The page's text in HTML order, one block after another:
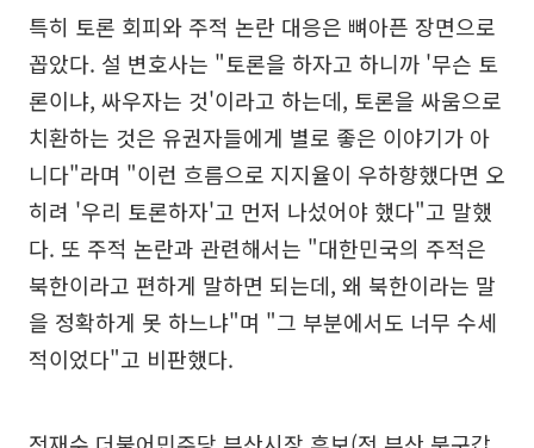
특히 토론 회피와 주적 논란 대응은 뼈아픈 장면으로
꼽았다. 설 변호사는 "토론을 하자고 하니까 '무슨 토
론이냐, 싸우자는 것'이라고 하는데, 토론을 싸움으로
치환하는 것은 유권자들에게 별로 좋은 이야기가 아
니다"라며 "이런 흐름으로 지지율이 우하향했다면 오
히려 '우리 토론하자'고 먼저 나섰어야 했다"고 말했
다. 또 주적 논란과 관련해서는 "대한민국의 주적은
북한이라고 편하게 말하면 되는데, 왜 북한이라는 말
을 정확하게 못 하느냐"며 "그 부분에서도 너무 수세
적이었다"고 비판했다.